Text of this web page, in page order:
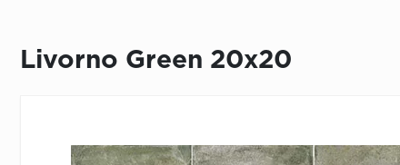
Livorno Green 20х20